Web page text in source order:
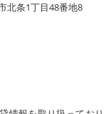
北条1丁目48番地8